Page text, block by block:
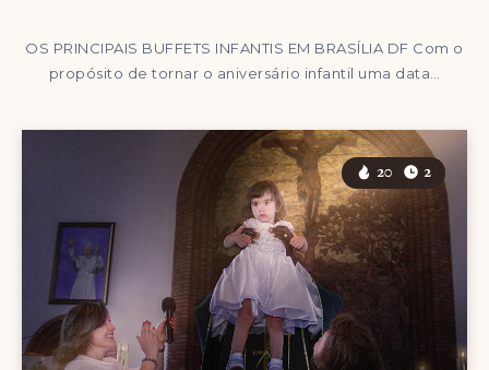
OS PRINCIPAIS BUFFETS INFANTIS EM BRASÍLIA DF Com o
propósito de tornar o aniversário infantil uma data…
20 2